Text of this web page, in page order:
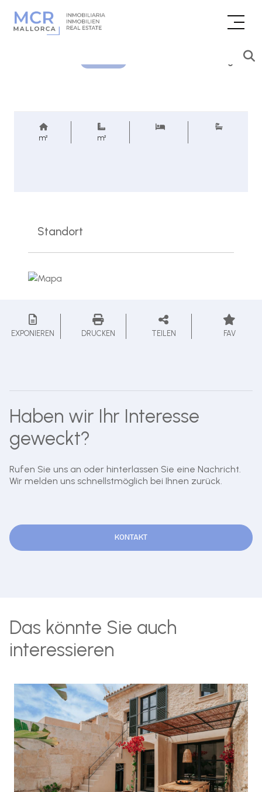
m² m²
Standort
EXPONIEREN DRUCKEN TEILEN FAV
Haben wir Ihr Interesse
geweckt?
Rufen Sie uns an oder hinterlassen Sie eine Nachricht.
Wir melden uns schnellstmöglich bei Ihnen zurück.
KONTAKT
Das könnte Sie auch
interessieren